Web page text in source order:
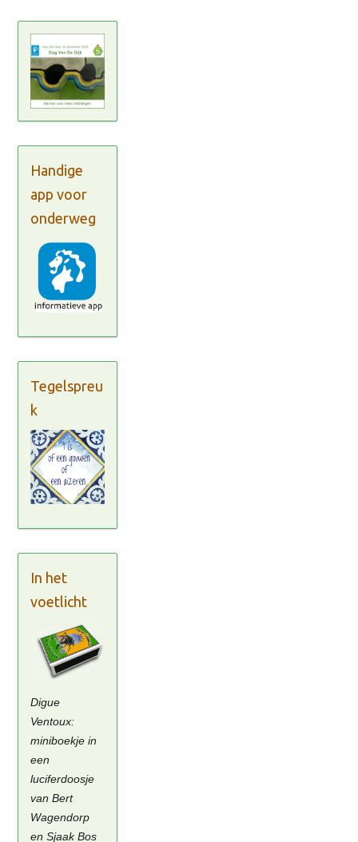
Handige
app voor
onderweg
Tegelspreu
k
In het
voetlicht
Digue
Ventoux:
miniboekje in
een
luciferdoosje
van Bert
Wagendorp
en Sjaak Bos